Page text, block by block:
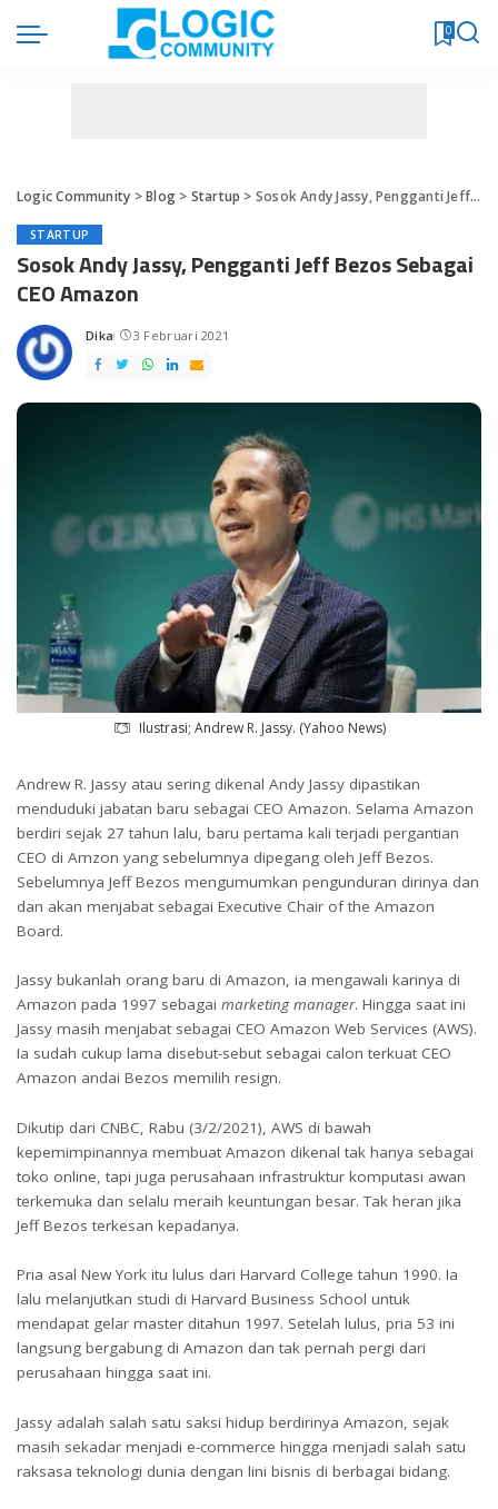
0
Logic Community >Blog> Startup > Sosok Andy Jassy, Pengganti Jeff Bezos Sebagai CEO Amazon
STARTUP
Sosok Andy Jassy, Pengganti Jeff Bezos Sebagai
CEO Amazon
Posted
by
Dika 3 Februari 2021
Ilustrasi; Andrew R. Jassy. (Yahoo News)
Andrew R. Jassy atau sering dikenal Andy Jassy dipastikan
menduduki jabatan baru sebagai CEO Amazon. Selama Amazon
berdiri sejak 27 tahun lalu, baru pertama kali terjadi pergantian
CEO di Amzon yang sebelumnya dipegang oleh Jeff Bezos.
Sebelumnya Jeff Bezos mengumumkan pengunduran dirinya dan
dan akan menjabat sebagai Executive Chair of the Amazon
Board.
Jassy bukanlah orang baru di Amazon, ia mengawali karinya di
Amazon pada 1997 sebagai marketing manager. Hingga saat ini
Jassy masih menjabat sebagai CEO Amazon Web Services (AWS).
Ia sudah cukup lama disebut-sebut sebagai calon terkuat CEO
Amazon andai Bezos memilih resign.
Dikutip dari CNBC, Rabu (3/2/2021), AWS di bawah
kepemimpinannya membuat Amazon dikenal tak hanya sebagai
toko online, tapi juga perusahaan infrastruktur komputasi awan
terkemuka dan selalu meraih keuntungan besar. Tak heran jika
Jeff Bezos terkesan kepadanya.
Pria asal New York itu lulus dari Harvard College tahun 1990. Ia
lalu melanjutkan studi di Harvard Business School untuk
mendapat gelar master ditahun 1997. Setelah lulus, pria 53 ini
langsung bergabung di Amazon dan tak pernah pergi dari
perusahaan hingga saat ini.
Jassy adalah salah satu saksi hidup berdirinya Amazon, sejak
masih sekadar menjadi e-commerce hingga menjadi salah satu
raksasa teknologi dunia dengan lini bisnis di berbagai bidang.